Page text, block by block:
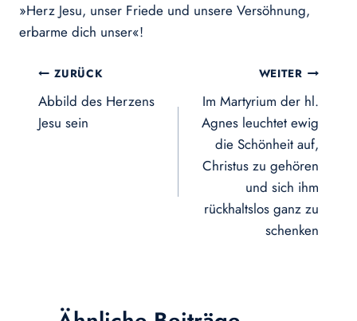
»Herz Jesu, unser Friede und unsere Versöhnung,
erbarme dich unser«!
Beitragsnavigation
ZURÜCK
Abbild des Herzens
Jesu sein
WEITER
Im Martyrium der hl.
Agnes leuchtet ewig
die Schönheit auf,
Christus zu gehören
und sich ihm
rückhaltslos ganz zu
schenken